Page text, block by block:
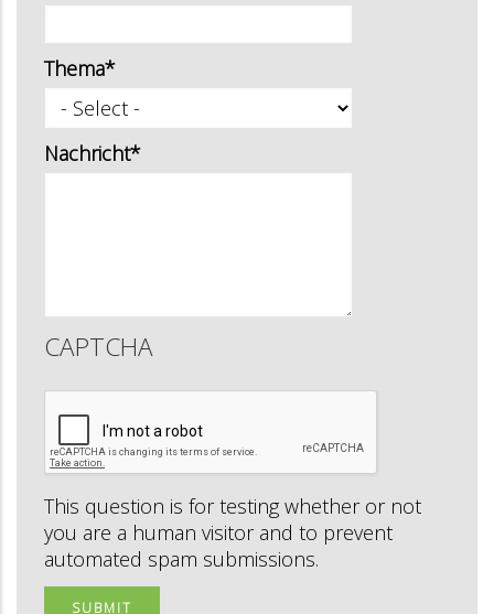
Thema*
Nachricht*
CAPTCHA
This question is for testing whether or not
you are a human visitor and to prevent
automated spam submissions.